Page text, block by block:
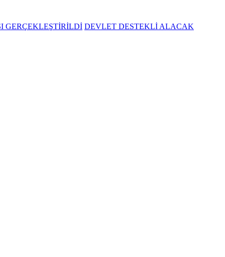
GERÇEKLEŞTİRİLDİ DEVLET DESTEKLİ ALACAK